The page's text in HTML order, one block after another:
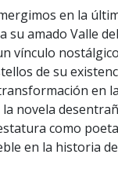
en la
su amado Valle
vínculo
de su
en
novela
como
en la historia